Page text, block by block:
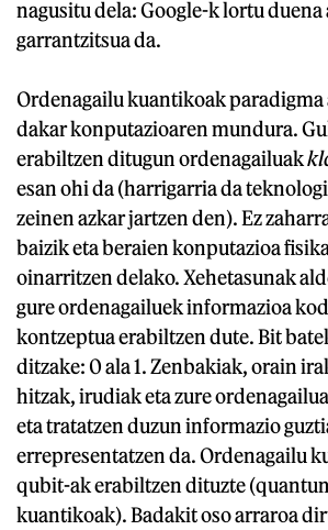
nagusitu dela: Google-k lortu duena
garrantzitsua da.
Ordenagailu kuantikoak paradigma
dakar konputazioaren mundura.
erabiltzen ditugun ordenagailuak
esan ohi da (harrigarria da
zeinen azkar jartzen den). Ez
baizik eta beraien konputazioa
oinarritzen delako. Xehetasunak
gure ordenagailuek informazioa
kontzeptua erabiltzen dute. Bit
ditzake: 0 ala 1. Zenbakiak, orain
hitzak, irudiak eta zure
eta tratatzen duzun informazio
errepresentatzen da. Ordenagailu
qubit-ak erabiltzen dituzte
kuantikoak). Badakit oso arraroa